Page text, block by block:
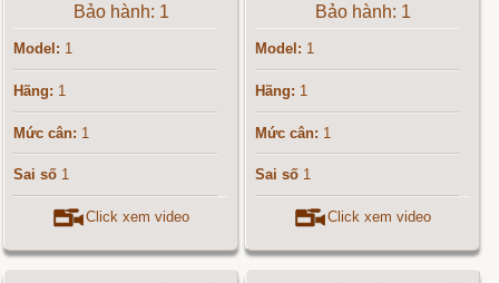
Bảo hành: 1
Model: 1
Hãng: 1
Mức cân: 1
Sai số 1
Click xem video
Bảo hành: 1
Model: 1
Hãng: 1
Mức cân: 1
Sai số 1
Click xem video